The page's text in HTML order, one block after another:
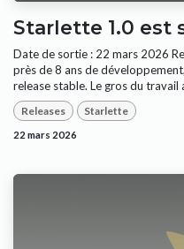
Starlette 1.0 est
Date de sortie : 22 mars 2026
près de 8 ans de
release stable. Le gros du travail
Releases Starlette
22 mars 2026